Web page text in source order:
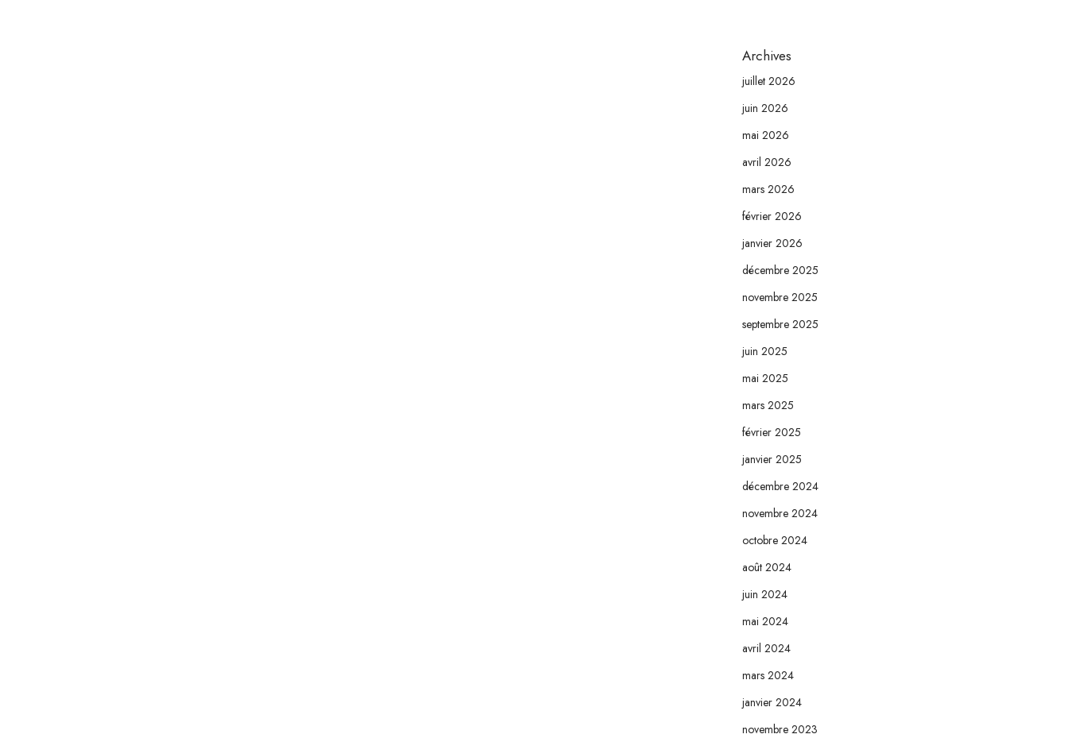
Archives
juillet 2026
juin 2026
mai 2026
avril 2026
mars 2026
février 2026
janvier 2026
décembre 2025
novembre 2025
septembre 2025
juin 2025
mai 2025
mars 2025
février 2025
janvier 2025
décembre 2024
novembre 2024
octobre 2024
août 2024
juin 2024
mai 2024
avril 2024
mars 2024
janvier 2024
novembre 2023